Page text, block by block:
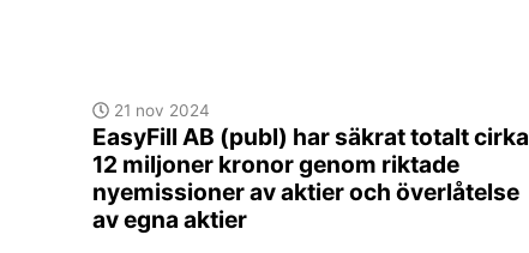
21 nov 2024
EasyFill AB (publ) har säkrat totalt cirka
12 miljoner kronor genom riktade
nyemissioner av aktier och överlåtelse
av egna aktier